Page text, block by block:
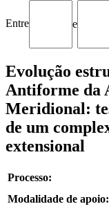
Entre e
Evolução
Antiforme da
Meridional:
de um
extensional
Processo:
Modalidade de apoio: